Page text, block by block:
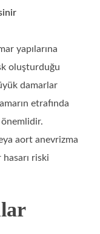
yapılarına
oluşturduğu
damarlar
etrafında
aort anevrizma
riski